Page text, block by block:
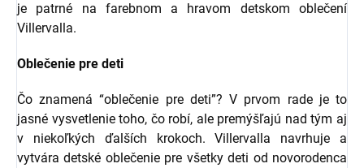
je patrné na farebnom a hravom detskom oblečení
Villervalla.
Oblečenie pre deti
Čo znamená “oblečenie pre deti”? V prvom rade je to
jasné vysvetlenie toho, čo robí, ale premýšľajú nad tým aj
v niekoľkých ďalších krokoch. Villervalla navrhuje a
vytvára detské oblečenie pre všetky deti od novorodenca